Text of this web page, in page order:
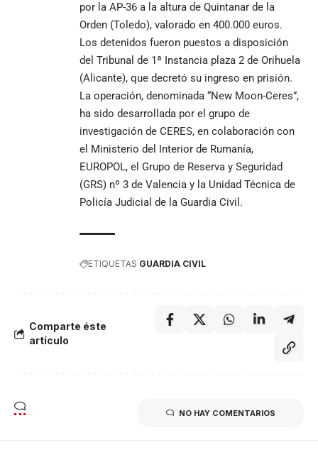
por la AP-36 a la altura de Quintanar de la
Orden (Toledo), valorado en 400.000 euros.
Los detenidos fueron puestos a disposición
del Tribunal de 1ª Instancia plaza 2 de Orihuela
(Alicante), que decretó su ingreso en prisión.
La operación, denominada “New Moon-Ceres”,
ha sido desarrollada por el grupo de
investigación de CERES, en colaboración con
el Ministerio del Interior de Rumanía,
EUROPOL, el Grupo de Reserva y Seguridad
(GRS) nº 3 de Valencia y la Unidad Técnica de
Policía Judicial de la Guardia Civil.
ETIQUETAS GUARDIA CIVIL
Comparte éste
artículo
NO HAY COMENTARIOS